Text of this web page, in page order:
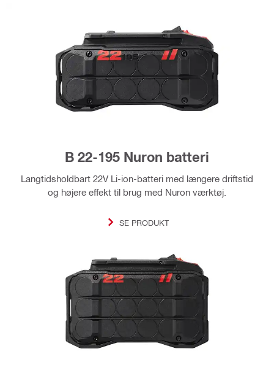
B 22-195 Nuron batteri
Langtidsholdbart 22V Li-ion-batteri med længere driftstid
og højere effekt til brug med Nuron værktøj.
SE PRODUKT